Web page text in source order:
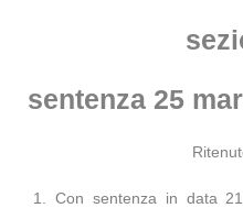
sentenza 25
1. Con sentenza in data